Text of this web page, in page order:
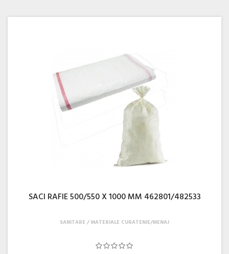
SACI RAFIE 500/550 X 1000 MM 462801/482533
SANITARE MATERIALE CURATENIE/MENAJ